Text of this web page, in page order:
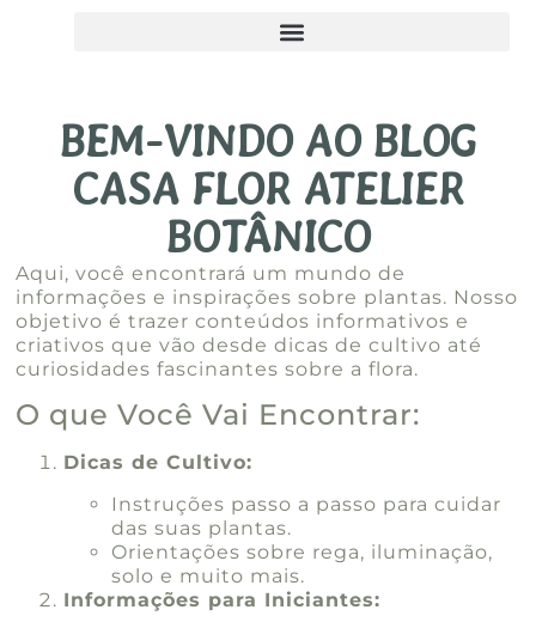
BEM-VINDO AO BLOG
CASA FLOR ATELIER
BOTÂNICO
Aqui, você encontrará um mundo de
informações e inspirações sobre plantas. Nosso
objetivo é trazer conteúdos informativos e
criativos que vão desde dicas de cultivo até
curiosidades fascinantes sobre a flora.
O que Você Vai Encontrar:
Dicas de Cultivo:
Instruções passo a passo para cuidar
das suas plantas.
Orientações sobre rega, iluminação,
solo e muito mais.
Informações para Iniciantes: